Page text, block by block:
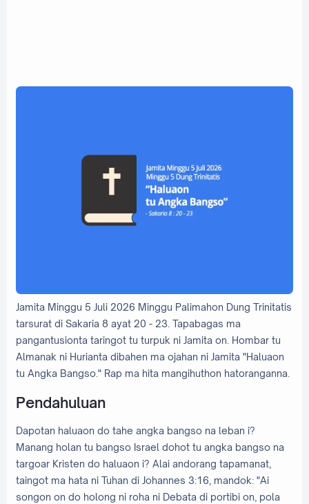
Jamita Minggu 5 Juli 2026 Minggu Palimahon Dung Trinitatis
tarsurat di Sakaria 8 ayat 20 - 23. Tapabagas ma
pangantusionta taringot tu turpuk ni Jamita on. Hombar tu
Almanak ni Hurianta dibahen ma ojahan ni Jamita "Haluaon
tu Angka Bangso." Rap ma hita mangihuthon hatoranganna.
Pendahuluan
Dapotan haluaon do tahe angka bangso na leban i?
Manang holan tu bangso Israel dohot tu angka bangso na
targoar Kristen do haluaon i? Alai andorang tapamanat,
taingot ma hata ni Tuhan di Johannes 3:16, mandok: "Ai
songon on do holong ni roha ni Debata di portibi on, pola